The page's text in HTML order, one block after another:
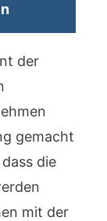
der
gemacht
die
mit der